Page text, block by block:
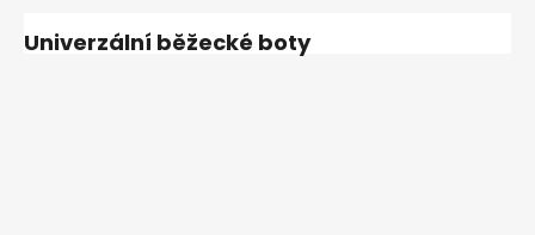
Univerzální běžecké boty